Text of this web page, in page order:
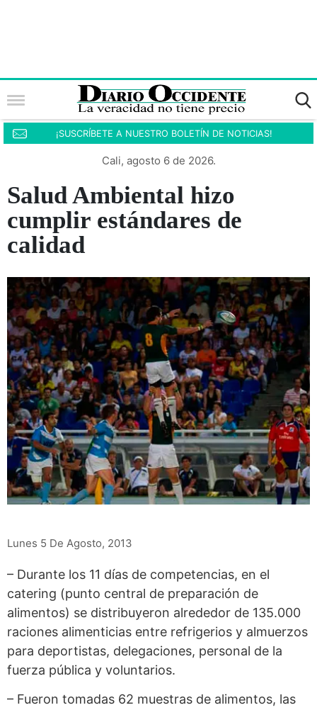
¡SUSCRÍBETE A NUESTRO BOLETÍN DE NOTICIAS!
Cali, agosto 6 de 2026.
Salud Ambiental hizo
cumplir estándares de
calidad
Lunes 5 De Agosto, 2013
– Durante los 11 días de competencias, en el
catering (punto central de preparación de
alimentos) se distribuyeron alrededor de 135.000
raciones alimenticias entre refrigerios y almuerzos
para deportistas, delegaciones, personal de la
fuerza pública y voluntarios.
– Fueron tomadas 62 muestras de alimentos, las